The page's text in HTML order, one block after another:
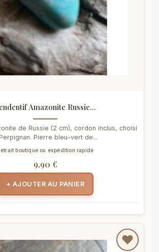
Amazonite Russie...
de Russie (2 cm), cordon inclus, choisi
Pierre bleu-vert de...
boutique ou expédition rapide
9,90 €
+ AJOUTER AU PANIER